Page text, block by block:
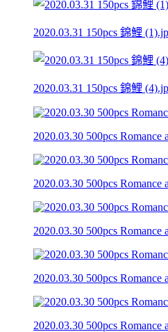
2020.03.31 150pcs 錦鯉
2020.03.31 150pcs 錦鯉
2020.03.30 500pcs Romance
2020.03.30 500pcs Romance
2020.03.30 500pcs Romance
2020.03.30 500pcs Romance
2020.03.30 500pcs Romance